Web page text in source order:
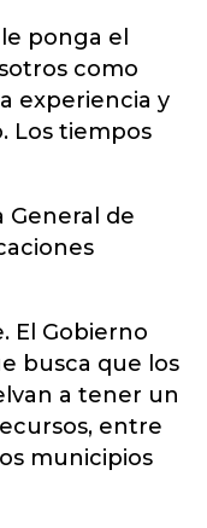
ponga el
como
experiencia y
Los tiempos
General de
El Gobierno
busca que los
a tener un
entre
municipios